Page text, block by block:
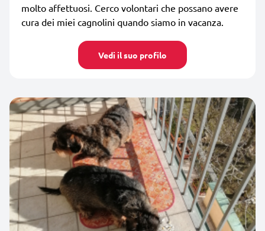
molto affettuosi. Cerco volontari che possano avere
cura dei miei cagnolini quando siamo in vacanza.
Vedi il suo profilo